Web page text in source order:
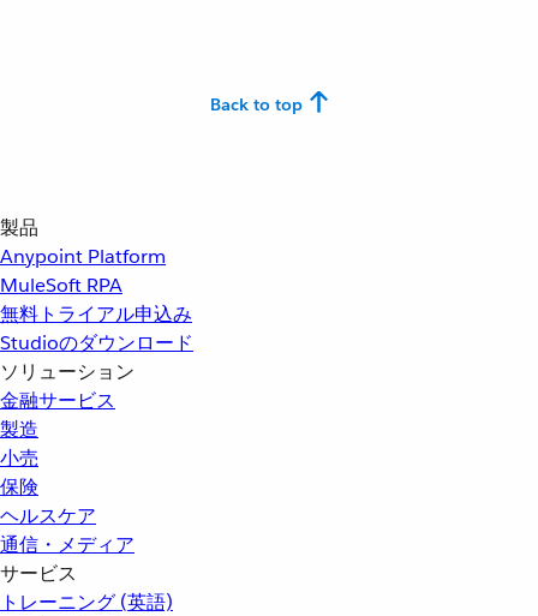
Back to top
製品
Anypoint Platform
MuleSoft RPA
無料トライアル申込み
Studioのダウンロード
ソリューション
金融サービス
製造
小売
保険
ヘルスケア
通信・メディア
サービス
トレーニング (英語)